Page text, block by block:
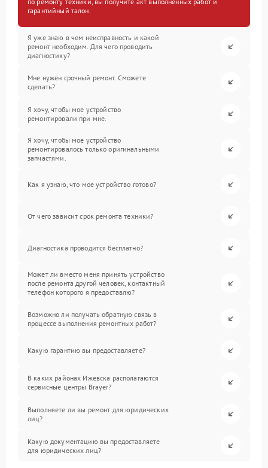
гарантийный талон.
Я уже знаю в чем неисправность и какой
ремонт необходим. Для чего проводить
диагностику?
Мне нужен срочный ремонт. Сможете
сделать?
Я хочу, чтобы мое устройство
ремонтировали при мне.
Я хочу, чтобы мое устройство
ремонтировалось только оригинальными
запчастями.
Как я узнаю, что мое устройство готово?
От чего зависит срок ремонта техники?
Диагностика проводится бесплатно?
Может ли вместо меня принять устройство
после ремонта другой человек, контактный
телефон которого я предоставлю?
Возможно ли получать обратную связь в
процессе выполнения ремонтных работ?
Какую гарантию вы предоставляете?
В каких районах Ижевска располагаются
сервисные центры Brayer?
Выполняете ли вы ремонт для юридических
лиц?
Какую документацию вы предоставляете
для юридических лиц?